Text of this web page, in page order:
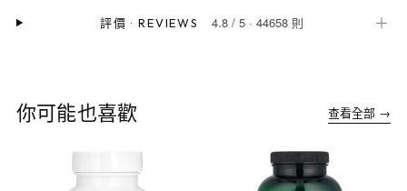
評價 ·REVIEWS 4.8/ 5· 44658 則 ＋
你可能也喜歡 查看全部 →